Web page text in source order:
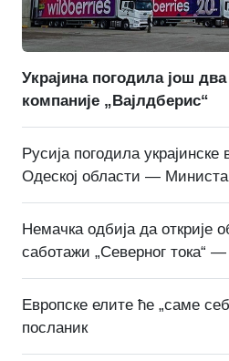
Украјина погодила још
компаније „Вајлдберис“
Русија погодила
Одеској области —
Немачка одбија да открије
саботажи „Северног тока“
Европске елите ће „саме
посланик